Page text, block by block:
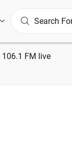
106.1 FM live